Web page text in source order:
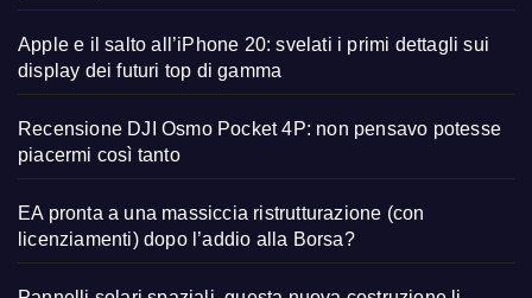
Apple e il salto all’iPhone 20: svelati i primi dettagli sui
display dei futuri top di gamma
Recensione DJI Osmo Pocket 4P: non pensavo potesse
piacermi così tanto
EA pronta a una massiccia ristrutturazione (con
licenziamenti) dopo l’addio alla Borsa?